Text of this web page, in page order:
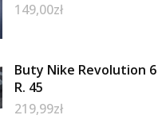
149,00zł
Buty Nike Revolution 6
R. 45
219,99zł